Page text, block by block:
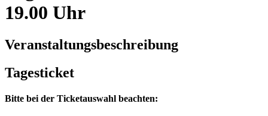
19.00 Uhr
Veranstaltungsbeschreibung
Tagesticket
Bitte bei der Ticketauswahl beachten: